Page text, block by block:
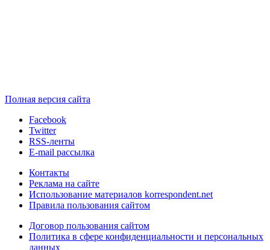
Полная версия сайта
Facebook
Twitter
RSS-ленты
E-mail рассылка
Контакты
Реклама на сайте
Использование материалов korrespondent.net
Правила пользования сайтом
Договор пользования сайтом
Политика в сфере конфиденциальности и персональных
данных